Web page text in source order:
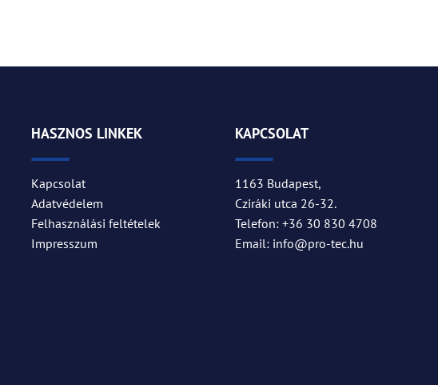
HASZNOS LINKEK
Kapcsolat
Adatvédelem
Felhasználási feltételek
Impresszum
KAPCSOLAT
1163 Budapest,
Cziráki utca 26-32.
Telefon: +36 30 830 4708
Email: info@pro-tec.hu